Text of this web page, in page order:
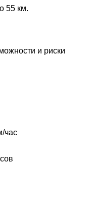
55 км.
и риски
час